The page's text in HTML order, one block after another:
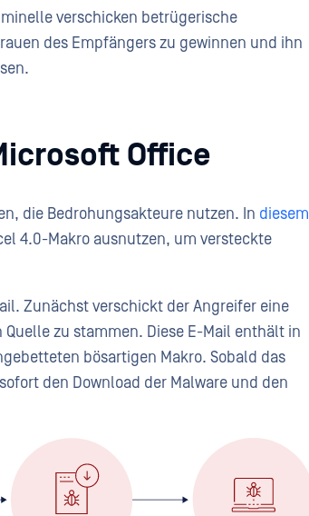
verschicken betrügerische
des Empfängers zu gewinnen und ihn
Office
die Bedrohungsakteure nutzen. In diesem
4.0-Makro ausnutzen, um versteckte
Zunächst verschickt der Angreifer eine
zu stammen. Diese E-Mail enthält in
bösartigen Makro. Sobald das
den Download der Malware und den